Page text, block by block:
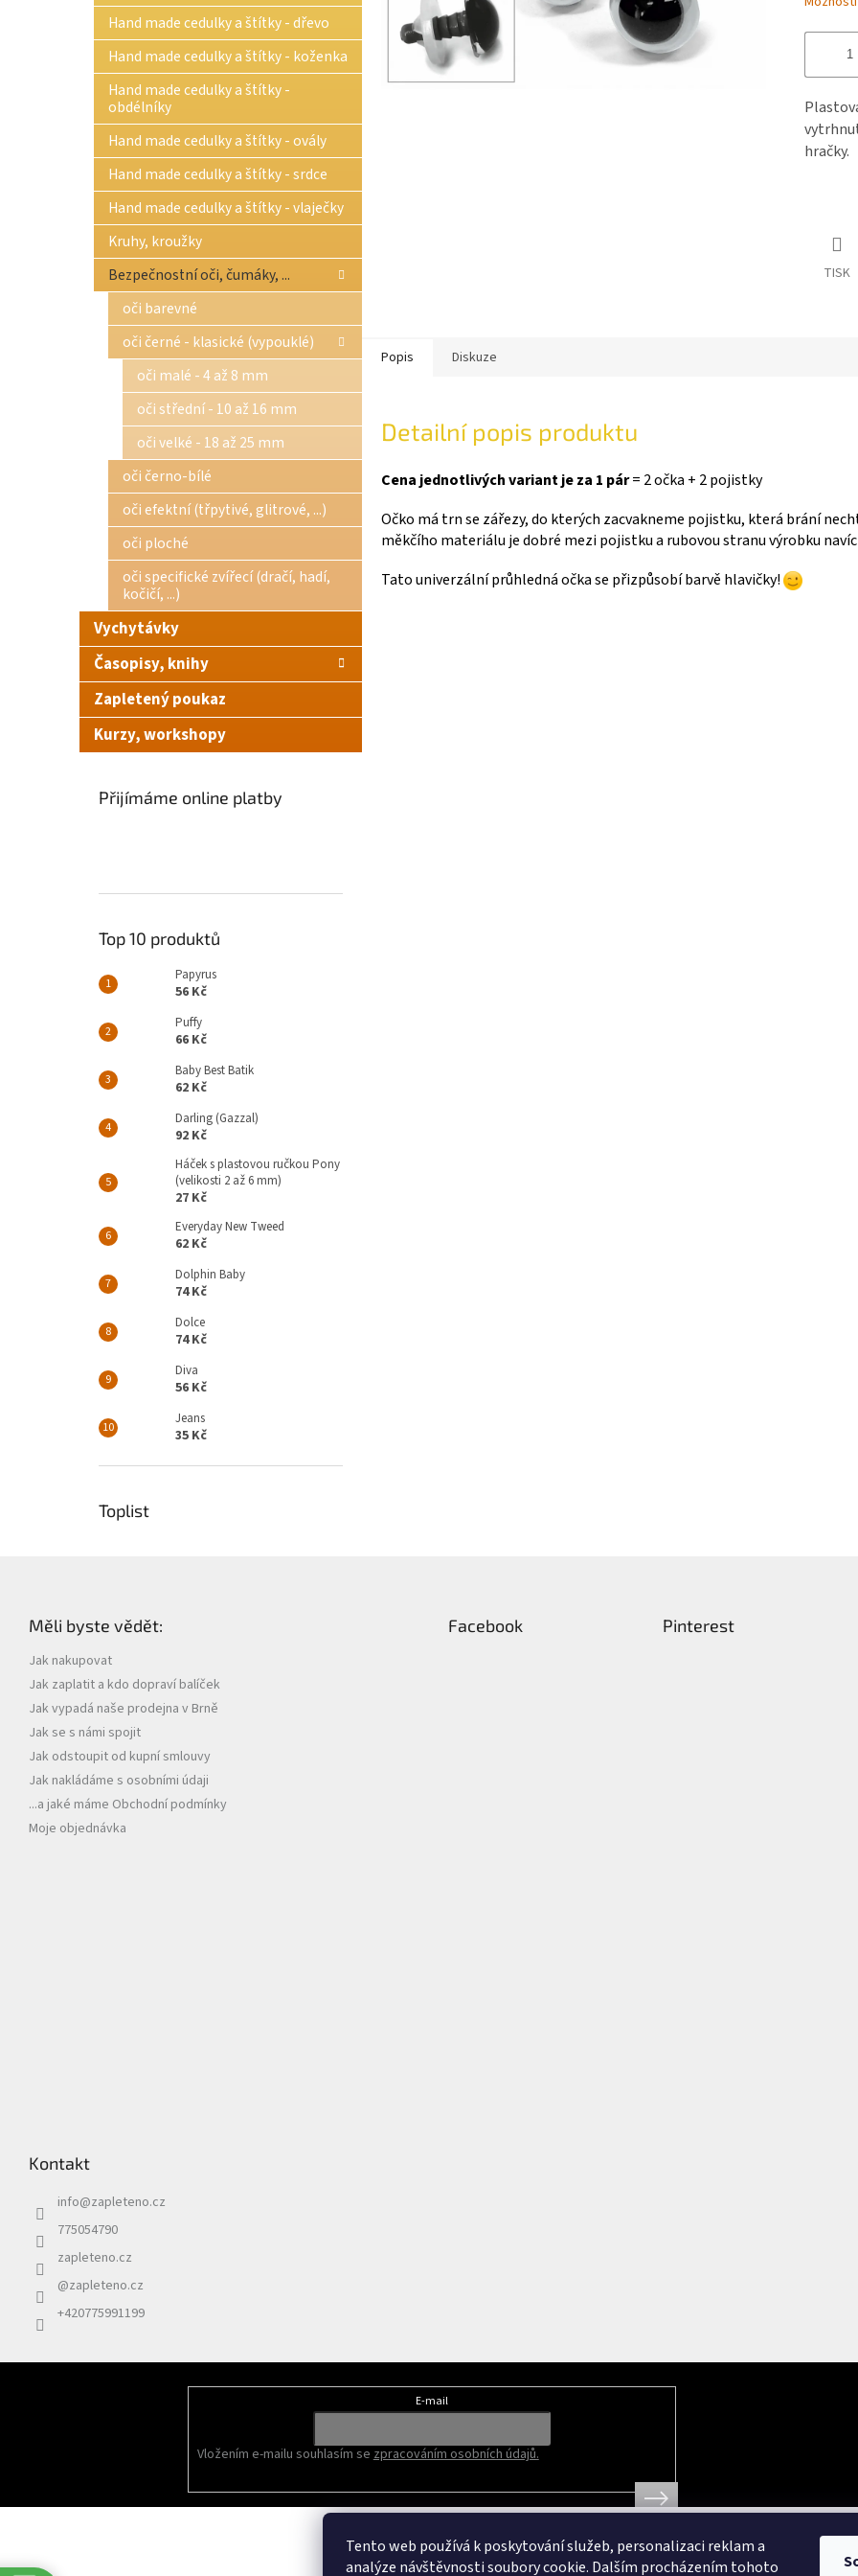
Tento web používá k poskytování služeb, personalizaci reklam a
analýze návštěvnosti soubory cookie. Dalším procházením tohoto
Hand made cedulky a štítky - dřevo
Hand made cedulky a štítky - koženka
Hand made cedulky a štítky -
obdélníky
Hand made cedulky a štítky - ovály
Hand made cedulky a štítky - srdce
Hand made cedulky a štítky - vlaječky
Kruhy, kroužky
Bezpečnostní oči, čumáky, ...
oči barevné
oči černé - klasické (vypouklé)
oči malé - 4 až 8 mm
oči střední - 10 až 16 mm
oči velké - 18 až 25 mm
oči černo-bílé
oči efektní (třpytivé, glitrové, ...)
oči ploché
oči specifické zvířecí (dračí, hadí,
kočičí, ...)
Vychytávky
Časopisy, knihy
Zapletený poukaz
Kurzy, workshopy
Přijímáme online platby
Top 10 produktů
Papyrus
56 Kč
Puffy
66 Kč
Baby Best Batik
62 Kč
Darling (Gazzal)
92 Kč
Háček s plastovou ručkou Pony
(velikosti 2 až 6 mm)
27 Kč
Everyday New Tweed
62 Kč
Dolphin Baby
74 Kč
Dolce
74 Kč
Diva
56 Kč
Jeans
35 Kč
Toplist
hračky.
TISK
Popis Diskuze
Detailní popis produktu
Cena jednotlivých variant je za 1 pár= 2 očka + 2 pojistky
Očko má trn se zářezy, do kterých zacvakneme pojistku, která brání
měkčího materiálu je dobré mezi pojistku a rubovou stranu výrobku
Tato univerzální průhledná očka se přizpůsobí barvě hlavičky!
Měli byste vědět:
Jak nakupovat
Jak zaplatit a kdo dopraví balíček
Jak vypadá naše prodejna v Brně
Jak se s námi spojit
Jak odstoupit od kupní smlouvy
Jak nakládáme s osobními údaji
...a jaké máme Obchodní podmínky
Moje objednávka
Facebook Pinterest
Kontakt
info@zapleteno.cz
775054790
zapleteno.cz
@zapleteno.cz
+420775991199
E-mail
Vložením e-mailu souhlasím se zpracováním osobních údajů.